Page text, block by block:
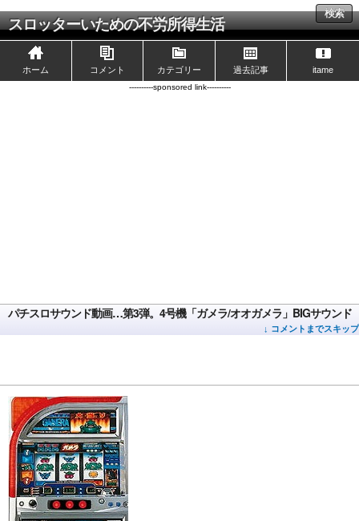
スロッターいための不労所得生活
検索
ホーム コメント カテゴリー 過去記事 itame
----------sponsored link----------
パチスロサウンド動画…第3弾。4号機「ガメラ/オオガメラ」BIGサウンド
↓ コメントまでスキップ